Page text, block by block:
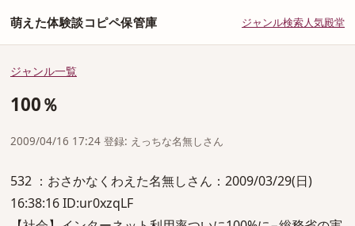
萌えた体験談コピペ保管庫 ジャンル検索人気殿堂
ジャンル一覧
100％
2009/04/16 17:24 登録: えっちな名無しさん
532 ：おさかなくわえた名無しさん：2009/03/29(日)
16:38:16 ID:ur0xzqLF